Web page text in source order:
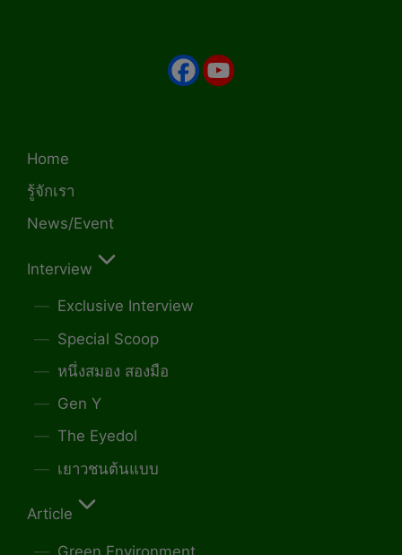
Home
รู้จักเรา
News/Event
Interview
Exclusive Interview
Special Scoop
หนึ่งสมอง สองมือ
Gen Y
The Eyedol
เยาวชนต้นแบบ
Article
Green Environment